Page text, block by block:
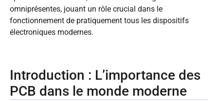
omniprésentes, jouant un rôle crucial dans le
fonctionnement de pratiquement tous les dispositifs
électroniques modernes.
Introduction : L’importance des
PCB dans le monde moderne